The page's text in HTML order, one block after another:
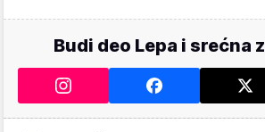
Budi deo Lepa i srećna